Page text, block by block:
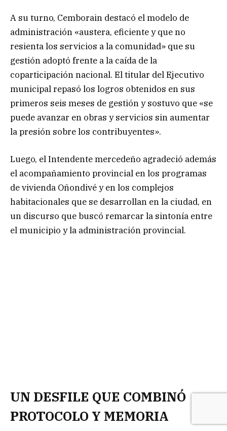
A su turno, Cemborain destacó el modelo de
administración «austera, eficiente y que no
resienta los servicios a la comunidad» que su
gestión adoptó frente a la caída de la
coparticipación nacional. El titular del Ejecutivo
municipal repasó los logros obtenidos en sus
primeros seis meses de gestión y sostuvo que «se
puede avanzar en obras y servicios sin aumentar
la presión sobre los contribuyentes».
Luego, el Intendente mercedeño agradeció además
el acompañamiento provincial en los programas
de vivienda Oñondivé y en los complejos
habitacionales que se desarrollan en la ciudad, en
un discurso que buscó remarcar la sintonía entre
el municipio y la administración provincial.
UN DESFILE QUE COMBINÓ
PROTOCOLO Y MEMORIA